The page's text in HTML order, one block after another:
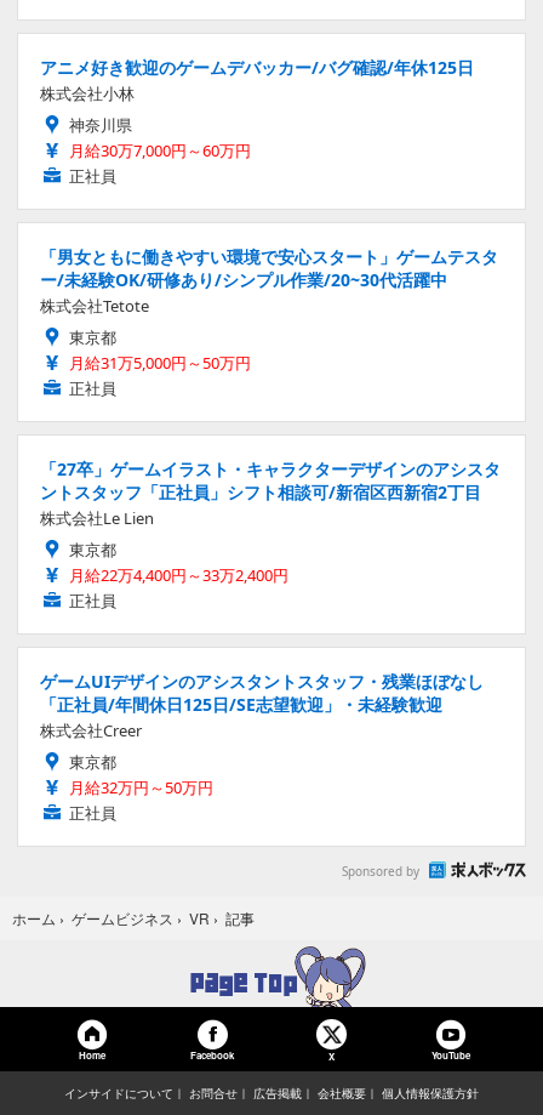
アニメ好き歓迎のゲームデバッカー/バグ確認/年休125日
株式会社小林
神奈川県
月給30万7,000円～60万円
正社員
「男女ともに働きやすい環境で安心スタート」ゲームテスタ
ー/未経験OK/研修あり/シンプル作業/20~30代活躍中
株式会社Tetote
東京都
月給31万5,000円～50万円
正社員
「27卒」ゲームイラスト・キャラクターデザインのアシスタ
ントスタッフ「正社員」シフト相談可/新宿区西新宿2丁目
株式会社Le Lien
東京都
月給22万4,400円～33万2,400円
正社員
ゲームUIデザインのアシスタントスタッフ・残業ほぼなし
「正社員/年間休日125日/SE志望歓迎」・未経験歓迎
株式会社Creer
東京都
月給32万円～50万円
正社員
Sponsored by
ホーム › ゲームビジネス › VR › 記事
Home Facebook X YouTube
インサイドについて お問合せ 広告掲載 会社概要 個人情報保護方針